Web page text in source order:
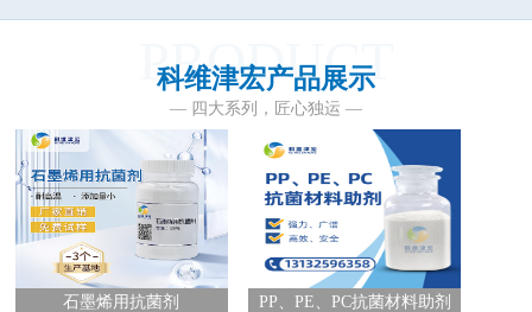
PRODUCT
科维津宏产品展示
— 四大系列，匠心独运 —
石墨烯用抗菌剂 PP、PE、PC抗菌材料助剂